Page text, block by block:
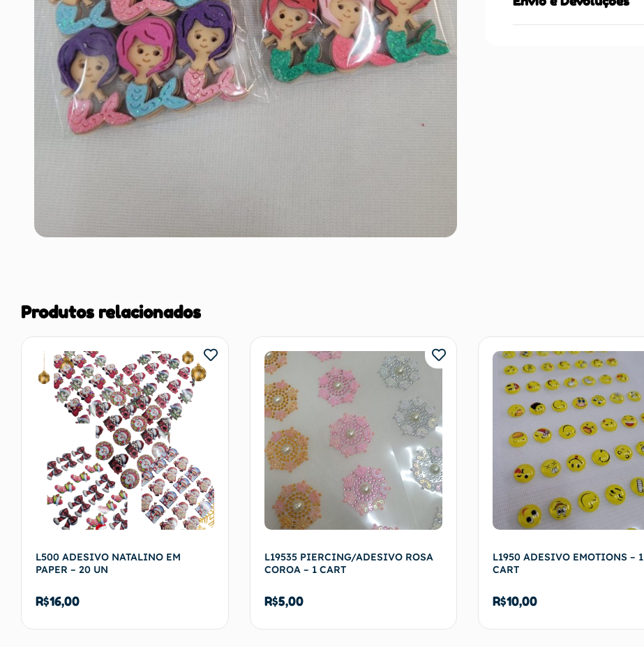
Produtos relacionados
L500 ADESIVO NATALINO EM
PAPER – 20 UN
R$16,00
L19535 PIERCING/ADESIVO ROSA
COROA – 1 CART
R$5,00
L1950 ADESIVO EMOTIONS – 1
CART
R$10,00